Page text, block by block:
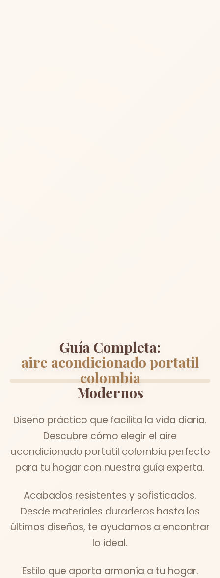
Guía Completa:
aire acondicionado portatil
colombia
Modernos
Diseño práctico que facilita la vida diaria.
Descubre cómo elegir el aire
acondicionado portatil colombia perfecto
para tu hogar con nuestra guía experta.
Acabados resistentes y sofisticados.
Desde materiales duraderos hasta los
últimos diseños, te ayudamos a encontrar
lo ideal.
Estilo que aporta armonía a tu hogar.